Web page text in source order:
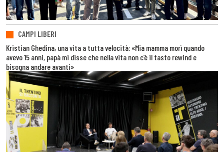
CAMPI LIBERI
Kristian Ghedina, una vita a tutta velocità: «Mia mamma morì quando
avevo 15 anni, papà mi disse che nella vita non c’è il tasto rewind e
bisogna andare avanti»